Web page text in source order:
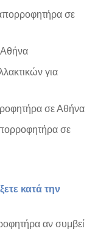
σε
για
σε Αθήνα
σε
κατά την
αν συμβεί